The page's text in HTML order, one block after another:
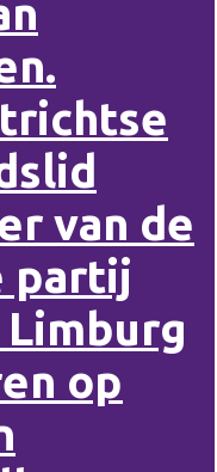
van de
partij
op